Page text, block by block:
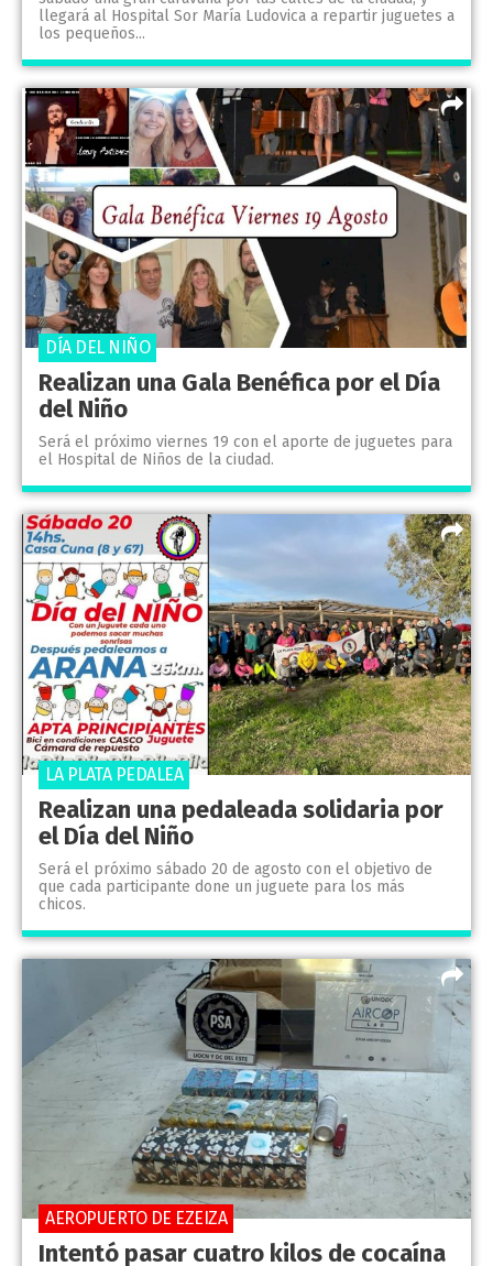
llegará al Hospital Sor María Ludovica a repartir juguetes a
los pequeños...
Realizan una Gala Benéfica por el Día
del Niño
Será el próximo viernes 19 con el aporte de juguetes para
el Hospital de Niños de la ciudad.
DÍA DEL NIÑO
Realizan una pedaleada solidaria por
el Día del Niño
Será el próximo sábado 20 de agosto con el objetivo de
que cada participante done un juguete para los más
chicos.
LA PLATA PEDALEA
Intentó pasar cuatro kilos de cocaína
AEROPUERTO DE EZEIZA